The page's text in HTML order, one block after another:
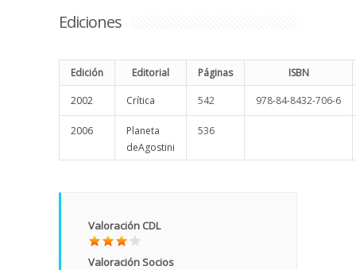
Ediciones
Edición Editorial Páginas ISBN
2002 Crítica 542 978-84-8432-706-6
2006
Planeta
deAgostini
536
Valoración CDL
Valoración Socios